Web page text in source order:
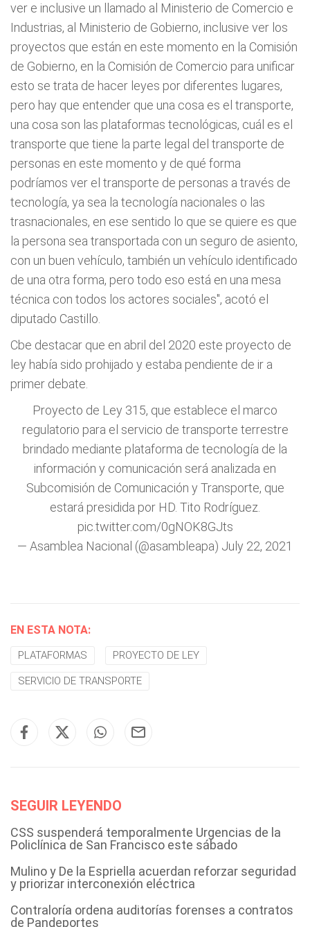
ver e inclusive un llamado al Ministerio de Comercio e
Industrias, al Ministerio de Gobierno, inclusive ver los
proyectos que están en este momento en la Comisión
de Gobierno, en la Comisión de Comercio para unificar
esto se trata de hacer leyes por diferentes lugares,
pero hay que entender que una cosa es el transporte,
una cosa son las plataformas tecnológicas, cuál es el
transporte que tiene la parte legal del transporte de
personas en este momento y de qué forma
podríamos ver el transporte de personas a través de
tecnología, ya sea la tecnología nacionales o las
trasnacionales, en ese sentido lo que se quiere es que
la persona sea transportada con un seguro de asiento,
con un buen vehículo, también un vehículo identificado
de una otra forma, pero todo eso está en una mesa
técnica con todos los actores sociales", acotó el
diputado Castillo.
Cbe destacar que en abril del 2020 este proyecto de
ley había sido prohijado y estaba pendiente de ir a
primer debate.
Proyecto de Ley 315, que establece el marco
regulatorio para el servicio de transporte terrestre
brindado mediante plataforma de tecnología de la
información y comunicación será analizada en
Subcomisión de Comunicación y Transporte, que
estará presidida por HD. Tito Rodríguez.
pic.twitter.com/0gNOK8GJts
— Asamblea Nacional (@asambleapa) July 22, 2021
EN ESTA NOTA:
PLATAFORMAS PROYECTO DE LEY
SERVICIO DE TRANSPORTE
SEGUIR LEYENDO
CSS suspenderá temporalmente Urgencias de la
Policlínica de San Francisco este sábado
Mulino y De la Espriella acuerdan reforzar seguridad
y priorizar interconexión eléctrica
Contraloría ordena auditorías forenses a contratos
de Pandeportes